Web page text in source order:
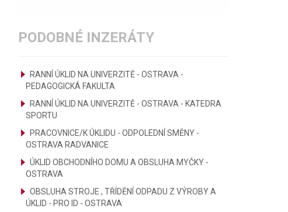
PODOBNÉ INZERÁTY
RANNÍ ÚKLID NA UNIVERZITĚ - OSTRAVA -
PEDAGOGICKÁ FAKULTA
RANNÍ ÚKLID NA UNIVERZITĚ - OSTRAVA - KATEDRA
SPORTU
PRACOVNICE/K ÚKLIDU - ODPOLEDNÍ SMĚNY -
OSTRAVA RADVANICE
ÚKLID OBCHODNÍHO DOMU A OBSLUHA MYČKY -
OSTRAVA
OBSLUHA STROJE , TŘÍDĚNÍ ODPADU Z VÝROBY A
ÚKLID - PRO ID - OSTRAVA